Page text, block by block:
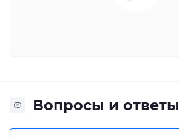
Вопросы и ответы